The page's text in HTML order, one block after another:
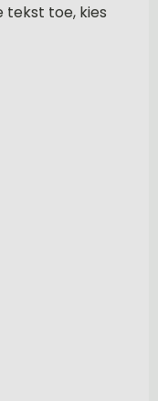
tekst toe, kies